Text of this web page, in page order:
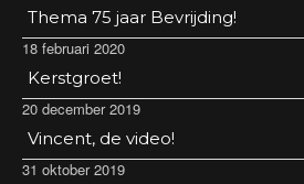
Thema 75 jaar Bevrijding!
18 februari 2020
Kerstgroet!
20 december 2019
Vincent, de video!
31 oktober 2019